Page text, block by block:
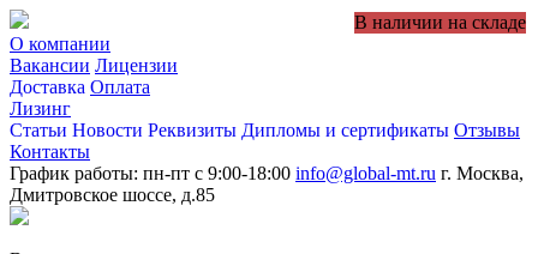
О компании
Вакансии Лицензии
Доставка Оплата
Лизинг
Статьи Новости Реквизиты Дипломы и сертификаты Отзывы
Контакты
График работы: пн-пт с 9:00-18:00 info@global-mt.ru г. Москва,
Дмитровское шоссе, д.85
В наличии на складе